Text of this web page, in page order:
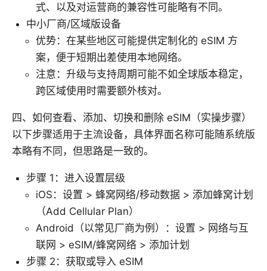
式、以及对运营商的兼容性可能略有不同。
中小厂商/区域版设备
优势：在某些地区可能提供定制化的 eSIM 方
案，便于短期出差使用本地网络。
注意：升级与支持周期可能不如全球版本稳定，
跨区域使用时需要额外核对。
四、如何查看、添加、切换和删除 eSIM（实操步骤）
以下步骤适用于主流设备，具体界面名称可能随系统版
本略有不同，但思路是一致的。
步骤 1：进入设置层级
iOS：设置 > 蜂窝网络/移动数据 > 添加蜂窝计划
（Add Cellular Plan）
Android（以常见厂商为例）：设置 > 网络与互
联网 > eSIM/蜂窝网络 > 添加计划
步骤 2：获取或导入 eSIM